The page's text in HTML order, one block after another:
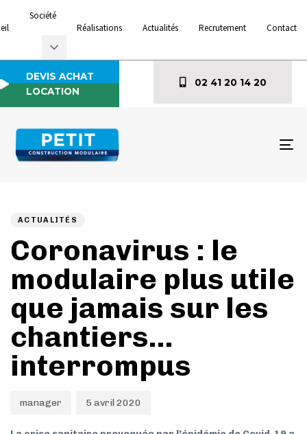
Société
Réalisations
Actualités Recrutement Contact
DEVIS ACHAT
LOCATION
02 41 20 14 20
ACTUALITÉS
Coronavirus : le
modulaire plus utile
que jamais sur les
chantiers…
interrompus
manager 5 avril 2020